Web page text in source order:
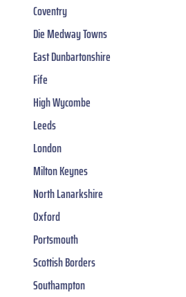
Coventry
Die Medway Towns
East Dunbartonshire
Fife
High Wycombe
Leeds
London
Milton Keynes
North Lanarkshire
Oxford
Portsmouth
Scottish Borders
Southampton